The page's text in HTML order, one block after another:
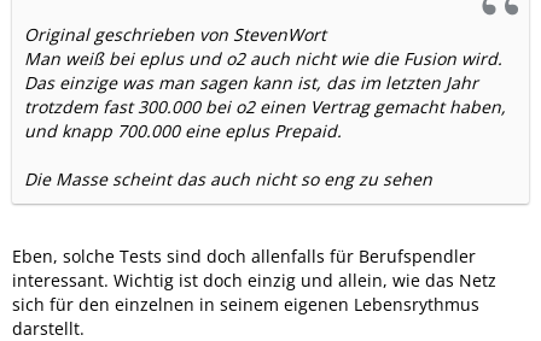
Original geschrieben von StevenWort
Man weiß bei eplus und o2 auch nicht wie die Fusion wird.
Das einzige was man sagen kann ist, das im letzten Jahr
trotzdem fast 300.000 bei o2 einen Vertrag gemacht haben,
und knapp 700.000 eine eplus Prepaid.
Die Masse scheint das auch nicht so eng zu sehen
Eben, solche Tests sind doch allenfalls für Berufspendler
interessant. Wichtig ist doch einzig und allein, wie das Netz
sich für den einzelnen in seinem eigenen Lebensrythmus
darstellt.